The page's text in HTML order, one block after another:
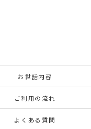
お世話内容
ご利用の流れ
よくある質問